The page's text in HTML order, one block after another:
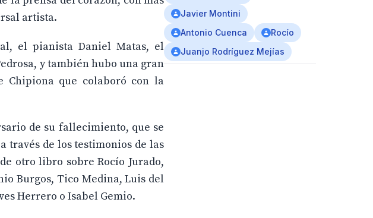
artista.
el pianista Daniel Matas, el
y también hubo una gran
Chipiona que colaboró con la
de su fallecimiento, que se
través de los testimonios de las
otro libro sobre Rocío Jurado,
Burgos, Tico Medina, Luis del
Herrero o Isabel Gemio.
Javier Montini
Antonio Cuenca
Rocío
Juanjo Rodríguez Mejías